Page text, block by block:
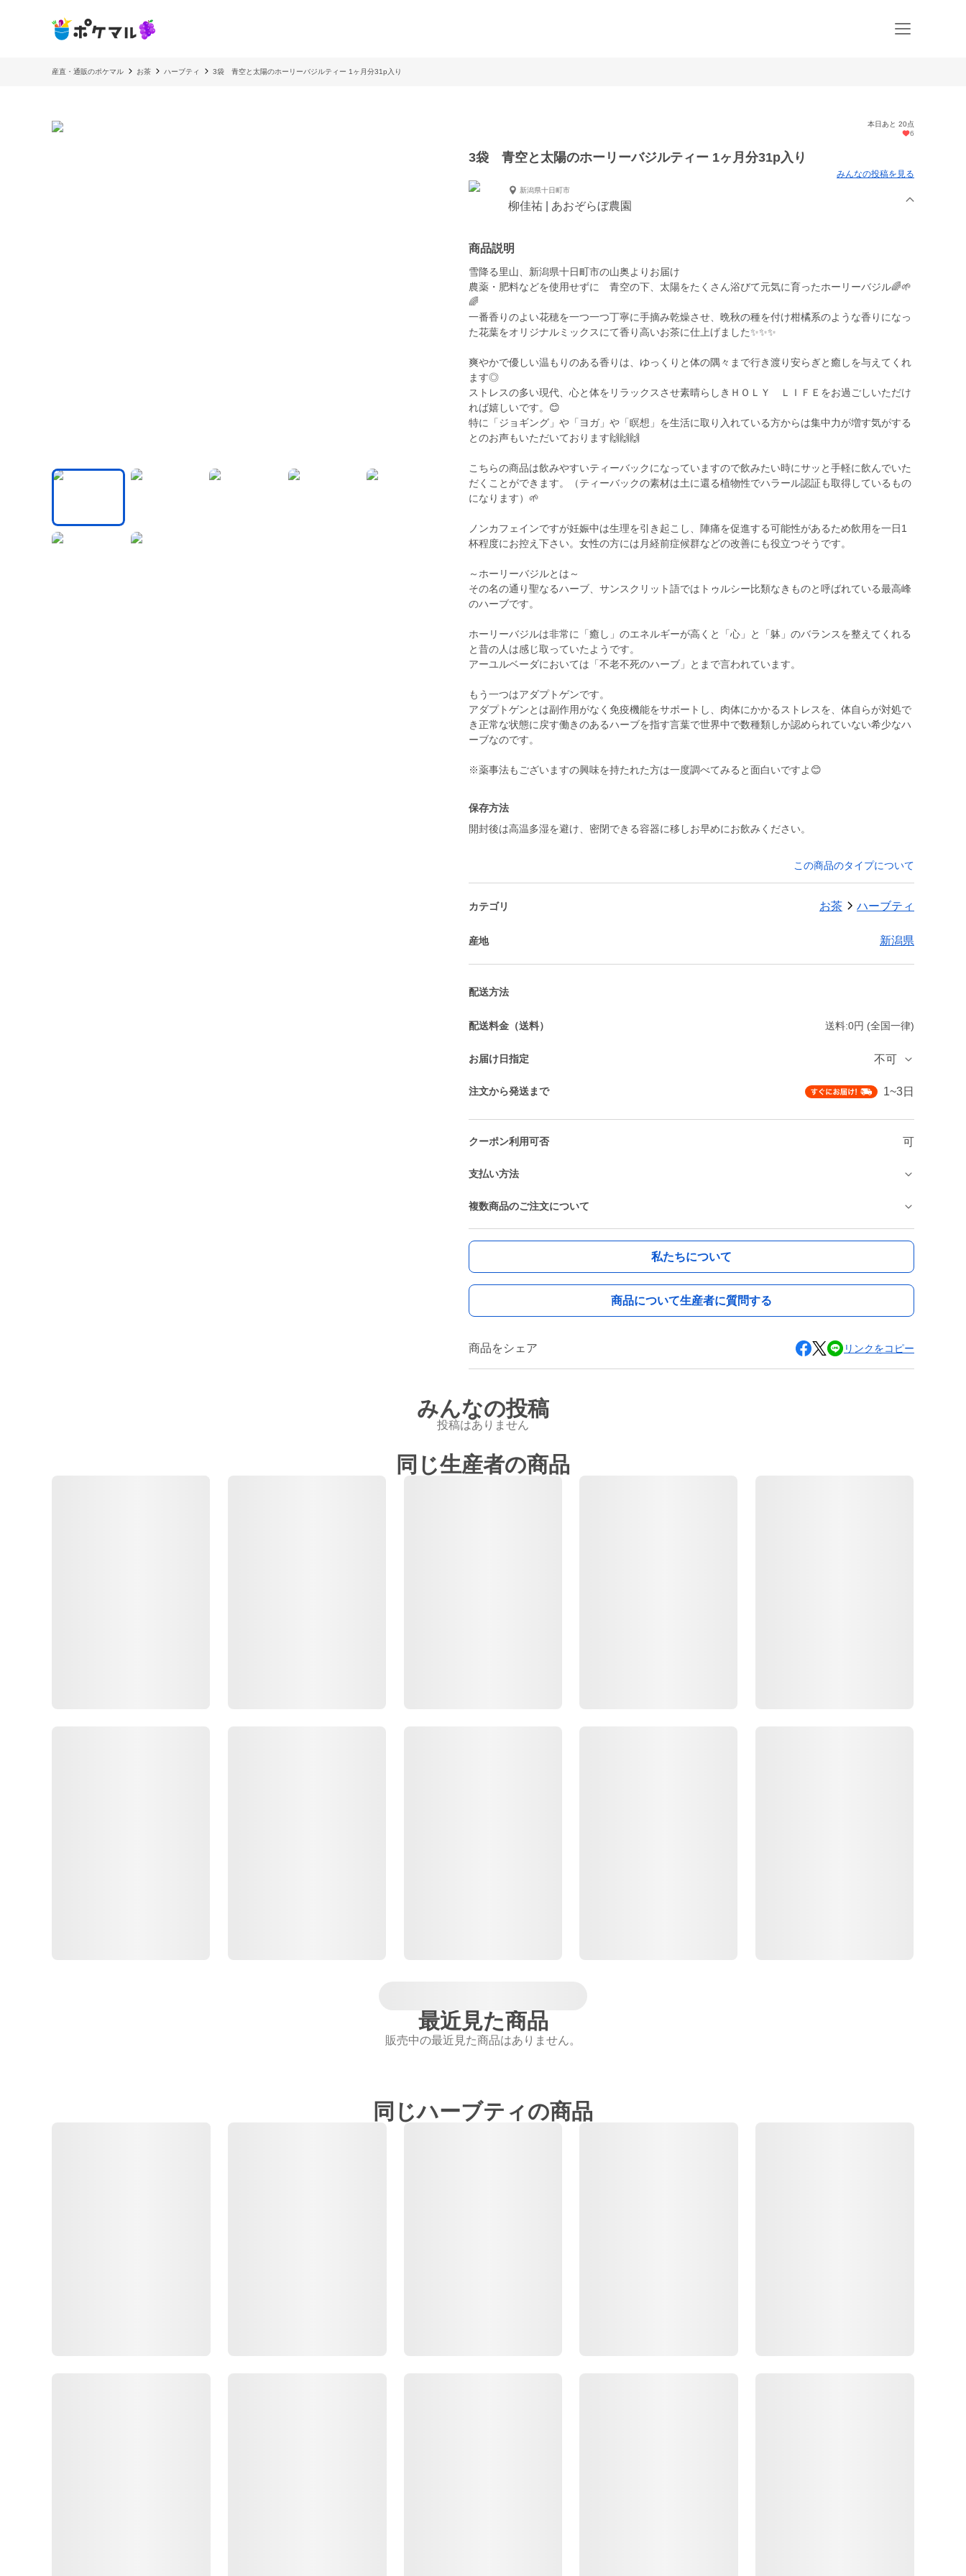
産直・通販のポケマル お茶 ハーブティ 3袋 青空と太陽のホーリーバジルティー 1ヶ月分31p入り
本日あと 20点
6
3袋 青空と太陽のホーリーバジルティー 1ヶ月分31p入り
みんなの投稿を見る
新潟県十日町市
柳佳祐 | あおぞらぼ農園
商品説明
雪降る里山、新潟県十日町市の山奥よりお届け
農薬・肥料などを使用せずに 青空の下、太陽をたくさん浴びて元気に育ったホーリーバジル🌈🌱
🌈
一番香りのよい花穂を一つ一つ丁寧に手摘み乾燥させ、晩秋の種を付け柑橘系のような香りになっ
た花葉をオリジナルミックスにて香り高いお茶に仕上げました✨✨✨
爽やかで優しい温もりのある香りは、ゆっくりと体の隅々まで行き渡り安らぎと癒しを与えてくれ
ます◎
ストレスの多い現代、心と体をリラックスさせ素晴らしきＨＯＬＹ ＬＩＦＥをお過ごしいただけ
れば嬉しいです。😊
特に「ジョギング」や「ヨガ」や「瞑想」を生活に取り入れている方からは集中力が増す気がする
とのお声もいただいております🙌🙌🙌
こちらの商品は飲みやすいティーバックになっていますので飲みたい時にサッと手軽に飲んでいた
だくことができます。（ティーバックの素材は土に還る植物性でハラール認証も取得しているもの
になります）🌱
ノンカフェインですが妊娠中は生理を引き起こし、陣痛を促進する可能性があるため飲用を一日1
杯程度にお控え下さい。女性の方には月経前症候群などの改善にも役立つそうです。
～ホーリーバジルとは～
その名の通り聖なるハーブ、サンスクリット語ではトゥルシー比類なきものと呼ばれている最高峰
のハーブです。
ホーリーバジルは非常に「癒し」のエネルギーが高くと「心」と「躰」のバランスを整えてくれる
と昔の人は感じ取っていたようです。
アーユルベーダにおいては「不老不死のハーブ」とまで言われています。
もう一つはアダプトゲンです。
アダプトゲンとは副作用がなく免疫機能をサポートし、肉体にかかるストレスを、体自らが対処で
き正常な状態に戻す働きのあるハーブを指す言葉で世界中で数種類しか認められていない希少なハ
ーブなのです。
※薬事法もございますの興味を持たれた方は一度調べてみると面白いですよ😊
保存方法
開封後は高温多湿を避け、密閉できる容器に移しお早めにお飲みください。
この商品のタイプについて
カテゴリ お茶 ハーブティ
産地 新潟県
配送方法
配送料金（送料） 送料:0円 (全国一律)
お届け日指定 不可
注文から発送まで 1~3日
クーポン利用可否 可
支払い方法
複数商品のご注文について
私たちについて
商品について生産者に質問する
商品をシェア リンクをコピー
みんなの投稿
投稿はありません
同じ生産者の商品
最近見た商品
販売中の最近見た商品はありません。
同じハーブティの商品